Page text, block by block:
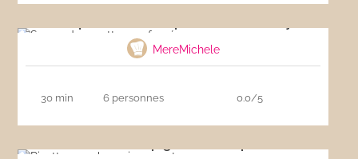
MereMichele
30 min 6 personnes 0.0/5